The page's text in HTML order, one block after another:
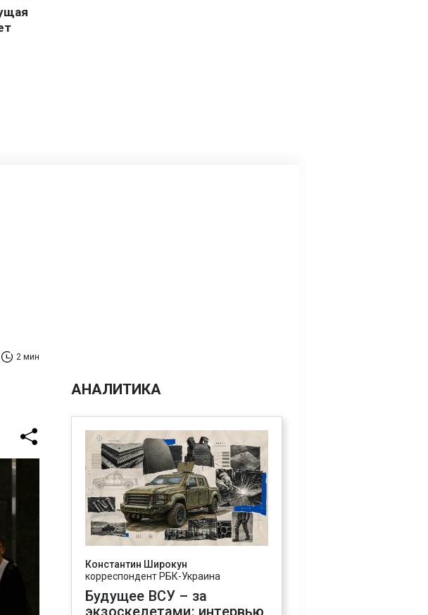
2 мин
АНАЛИТИКА
Константин Широкун
корреспондент РБК-Украина
Будущее ВСУ – за
экзоскелетами: интервью